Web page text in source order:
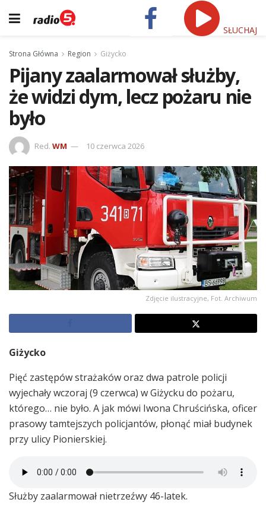
SŁUCHAJ
Strona Główna Region Giżycko
Pijany zaalarmował służby,
że widzi dym, lecz pożaru nie
było
Red. WM 10 czerwca 2026
Zdjęcie ilustracyjne, Fot. Archiwum
Giżycko
Pięć zastępów strażaków oraz dwa patrole policji
wyjechały wczoraj (9 czerwca) w Giżycku do pożaru,
którego… nie było. A jak mówi Iwona Chruścińska, oficer
prasowy tamtejszych policjantów, płonąć miał budynek
przy ulicy Pionierskiej.
Służby zaalarmował nietrzeźwy 46-latek.